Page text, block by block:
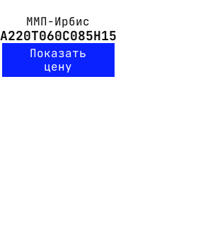
ММП-Ирбис
А220Т060С085Н15
Показать
цену